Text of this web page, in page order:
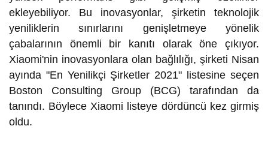
ekleyebiliyor. Bu inovasyonlar, şirketin teknolojik
yeniliklerin sınırlarını genişletmeye yönelik
çabalarının önemli bir kanıtı olarak öne çıkıyor.
Xiaomi'nin inovasyonlara olan bağlılığı, şirketi Nisan
ayında "En Yenilikçi Şirketler 2021" listesine seçen
Boston Consulting Group (BCG) tarafından da
tanındı. Böylece Xiaomi listeye dördüncü kez girmiş
oldu.